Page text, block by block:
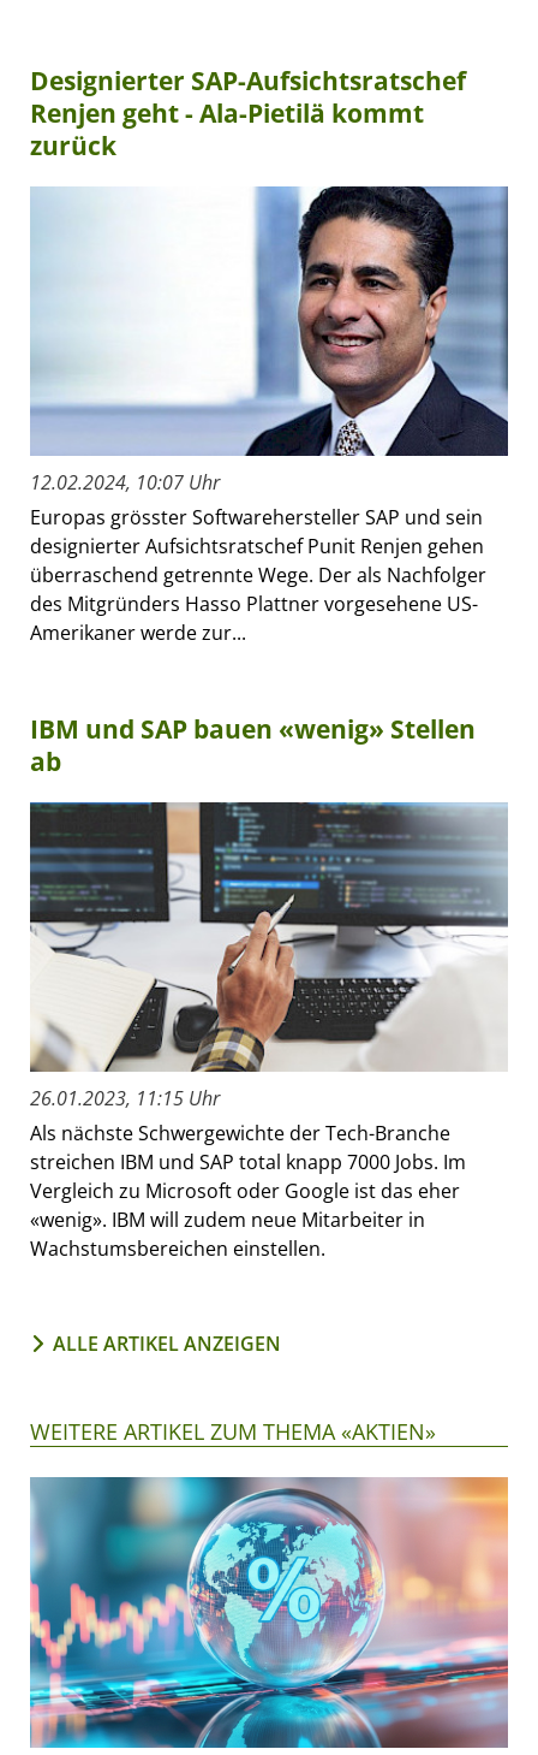
Designierter SAP-Aufsichtsratschef
Renjen geht - Ala-Pietilä kommt
zurück
12.02.2024, 10:07 Uhr
Europas grösster Softwarehersteller SAP und sein
designierter Aufsichtsratschef Punit Renjen gehen
überraschend getrennte Wege. Der als Nachfolger
des Mitgründers Hasso Plattner vorgesehene US-
Amerikaner werde zur...
IBM und SAP bauen «wenig» Stellen
ab
26.01.2023, 11:15 Uhr
Als nächste Schwergewichte der Tech-Branche
streichen IBM und SAP total knapp 7000 Jobs. Im
Vergleich zu Microsoft oder Google ist das eher
«wenig». IBM will zudem neue Mitarbeiter in
Wachstumsbereichen einstellen.
ALLE ARTIKEL ANZEIGEN
WEITERE ARTIKEL ZUM THEMA «AKTIEN»